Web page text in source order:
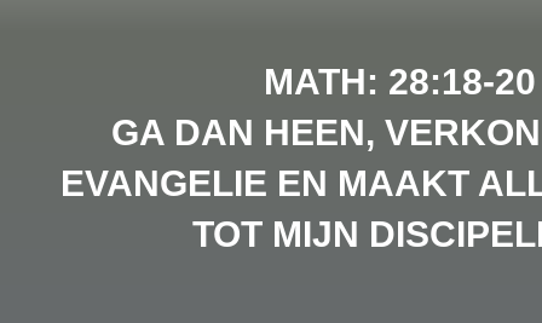
MATH: 28:18-20
GA DAN HEEN,
EVANGELIE EN MAAKT
TOT MIJN